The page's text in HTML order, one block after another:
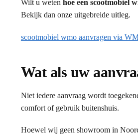
Wilt u weten hoe een scootmobiel
Bekijk dan onze uitgebreide uitleg.
scootmobiel wmo aanvragen via
Wat als uw
Niet iedere aanvraag wordt
comfort of gebruik buitenshuis.
Hoewel wij geen showroom in